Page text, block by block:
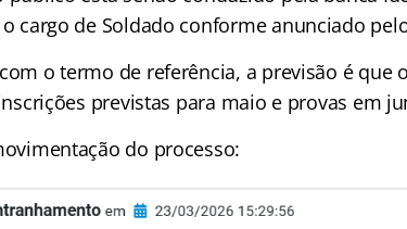
cargo de Soldado conforme anunciado
o termo de referência, a previsão é que
previstas para maio e provas em
do processo: